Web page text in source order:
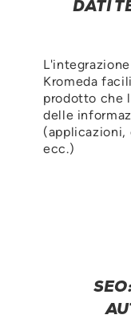
DATI
Kromeda
prodotto che
delle
(applicazioni,
ecc.)